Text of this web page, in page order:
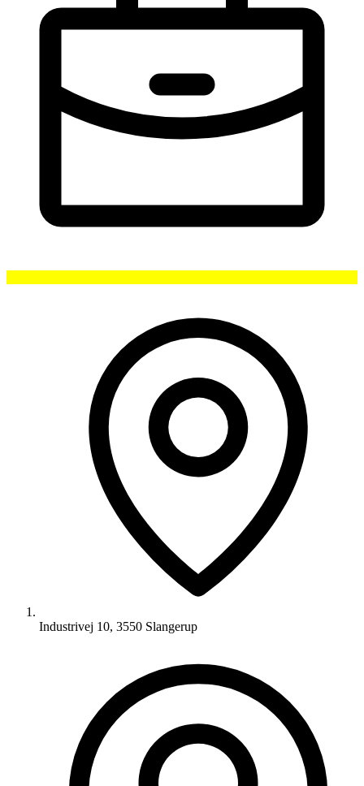
Industrivej 10, 3550 Slangerup